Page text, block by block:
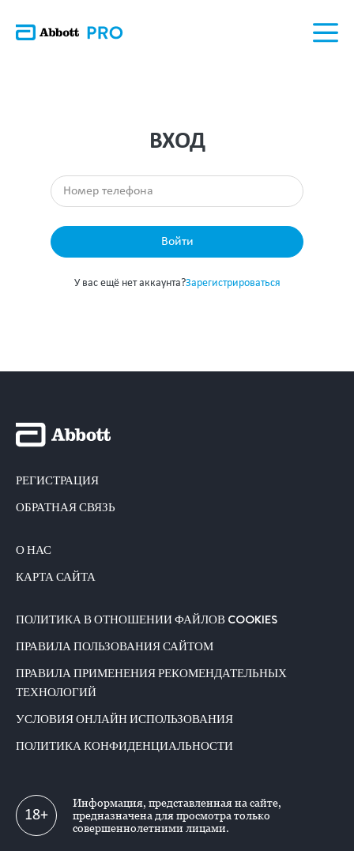
ВХОД
Войти
У вас ещё нет аккаунта?Зарегистрироваться
РЕГИСТРАЦИЯ
ОБРАТНАЯ СВЯЗЬ
О НАС
КАРТА САЙТА
ПОЛИТИКА В ОТНОШЕНИИ ФАЙЛОВ COOKIES
ПРАВИЛА ПОЛЬЗОВАНИЯ САЙТОМ
ПРАВИЛА ПРИМЕНЕНИЯ РЕКОМЕНДАТЕЛЬНЫХ
ТЕХНОЛОГИЙ
УСЛОВИЯ ОНЛАЙН ИСПОЛЬЗОВАНИЯ
ПОЛИТИКА КОНФИДЕНЦИАЛЬНОСТИ
18+
Информация, представленная на сайте,
предназначена для просмотра только
совершеннолетними лицами.